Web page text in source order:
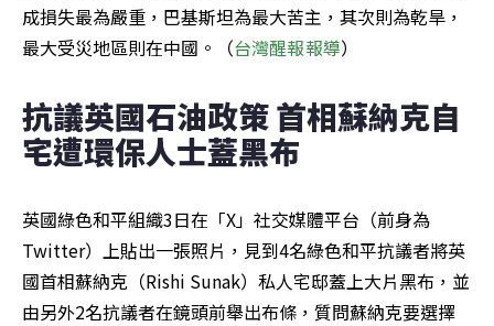
成損失最為嚴重，巴基斯坦為最大苦主，其次則為乾旱，
最大受災地區則在中國。（台灣醒報報導）
抗議英國石油政策 首相蘇納克自
宅遭環保人士蓋黑布
英國綠色和平組織3日在「X」社交媒體平台（前身為
Twitter）上貼出一張照片，見到4名綠色和平抗議者將英
國首相蘇納克（Rishi Sunak）私人宅邸蓋上大片黑布，並
由另外2名抗議者在鏡頭前舉出布條，質問蘇納克要選擇